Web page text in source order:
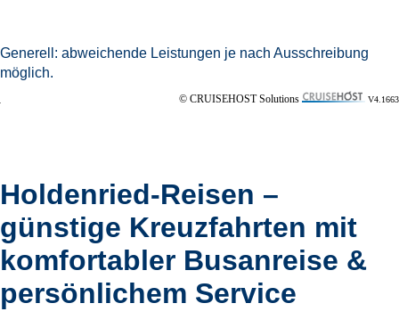
Generell: abweichende Leistungen je nach Ausschreibung
möglich.
© CRUISEHOST Solutions V4.1663
Holdenried-Reisen –
günstige Kreuzfahrten mit
komfortabler Busanreise &
persönlichem Service